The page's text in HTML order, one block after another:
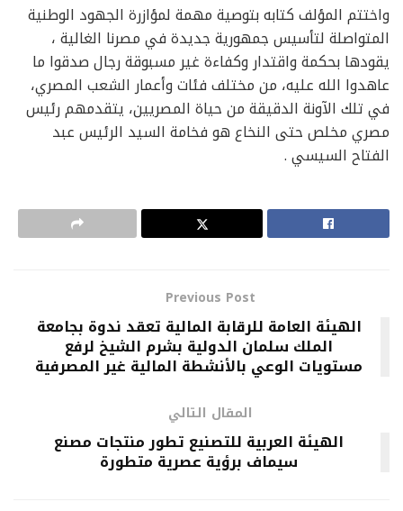
واختتم المؤلف كتابه بتوصية مهمة لمؤازرة الجهود الوطنية
المتواصلة لتأسيس جمهورية جديدة في مصرنا الغالية ،
يقودها بحكمة واقتدار وكفاءة غير مسبوقة رجال صدقوا ما
عاهدوا الله عليه، من مختلف فئات وأعمار الشعب المصري،
في تلك الآونة الدقيقة من حياة المصريين، يتقدمهم رئيس
مصري مخلص حتى النخاع هو فخامة السيد الرئيس عبد
الفتاح السيسي .
Previous Post
الهيئة العامة للرقابة المالية تعقد ندوة بجامعة
الملك سلمان الدولية بشرم الشيخ لرفع
مستويات الوعي بالأنشطة المالية غير المصرفية
المقال التالي
الهيئة العربية للتصنيع تطور منتجات مصنع
سيماف برؤية عصرية متطورة